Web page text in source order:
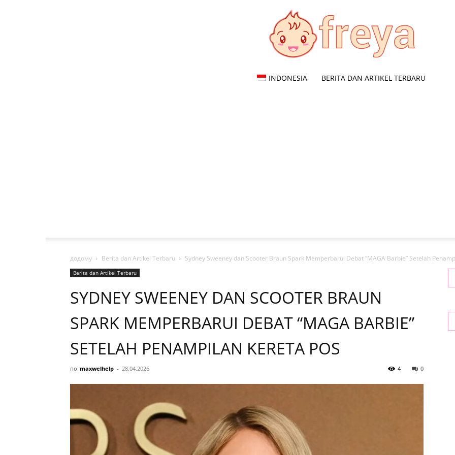
INDONESIA BERITA DAN ARTIKEL TERBARU
додому Berita dan Artikel Terbaru Sydney Sweeney dan Scooter Braun Spark Memperbarui Debat “MAGA Barbie” Setelah
Berita dan Artikel Terbaru
SYDNEY SWEENEY DAN SCOOTER BRAUN
SPARK MEMPERBARUI DEBAT “MAGA BARBIE”
SETELAH PENAMPILAN KERETA POS
по maxwelhelp - 28.04.2026 0
4